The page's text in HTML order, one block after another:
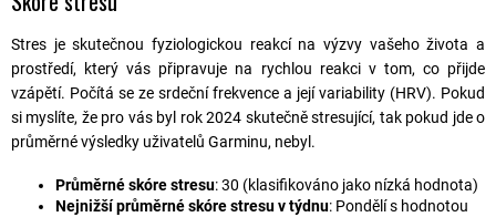
Stres je skutečnou fyziologickou reakcí na výzvy vašeho života a
prostředí, který vás připravuje na rychlou reakci v tom, co přijde
vzápětí. Počítá se ze srdeční frekvence a její variability (HRV). Pokud
si myslíte, že pro vás byl rok 2024 skutečně stresující, tak pokud jde o
průměrné výsledky uživatelů Garminu, nebyl.
Průměrné skóre stresu: 30 (klasifikováno jako nízká hodnota)
Nejnižší průměrné skóre stresu v týdnu: Pondělí s hodnotou